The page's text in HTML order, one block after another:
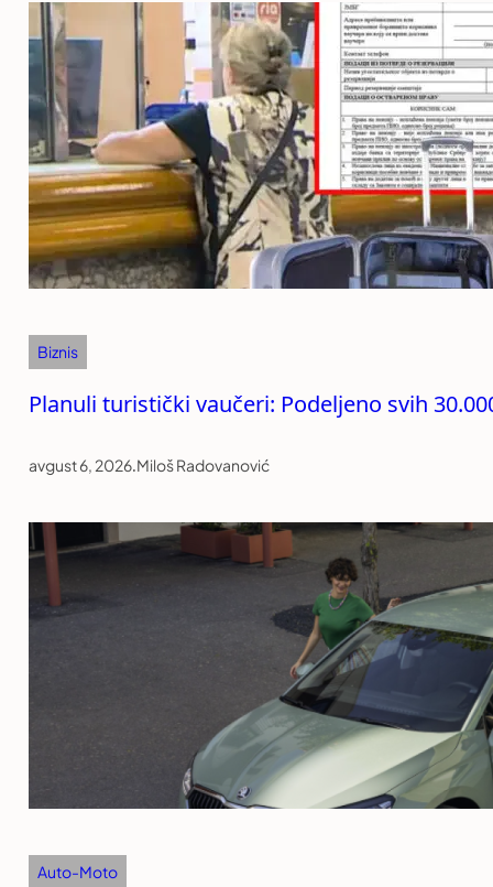
Biznis
Planuli turistički vaučeri: Podeljeno svih
avgust 6, 2026.Miloš Radovanović
Auto-Moto